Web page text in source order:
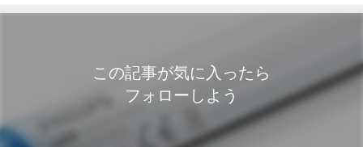
この記事が気に入ったら
フォローしよう